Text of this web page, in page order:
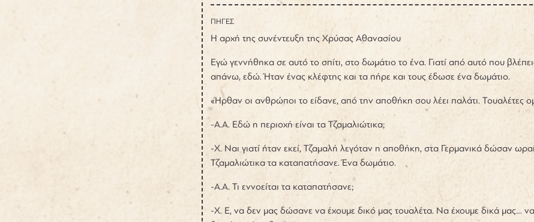
ΠΗΓΕΣ
Η αρχή της συνέντευξη της Χρύσας Αθανασίου
Εγώ γεννήθηκα σε αυτό το σπίτι, στο δωμάτιο το ένα. Γιατί από αυτό που
απάνω, εδώ. Ήταν ένας κλέφτης και τα πήρε και τους έδωσε ένα δωμάτιο.
«Ήρθαν οι ανθρώποι το είδανε, από την αποθήκη σου λέει παλάτι. Τουαλέτες
-Α.Α. Εδώ η περιοχή είναι τα Τζαμαλιώτικα;
-Χ. Ναι γιατί ήταν εκεί, Τζαμαλή λεγόταν η αποθήκη, στα Γερμανικά δώσαν
Τζαμαλιώτικα τα καταπατήσανε. Ένα δωμάτιο.
-Α.Α. Τι εννοείται τα καταπατήσανε;
-Χ. Ε, να δεν μας δώσανε να έχουμε δικό μας τουαλέτα. Να έχουμε δικά μας…